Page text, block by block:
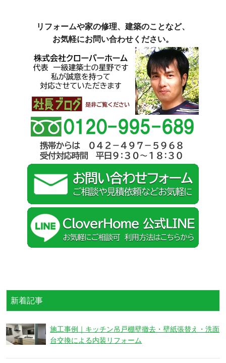
リフォームや家の修理、建築のことなど、
お気軽にお問い合わせください。
新着記事
施工事例｜キッチン吊戸棚壁撤去・壁紙張替え・洗面
台交換による内装リフォーム